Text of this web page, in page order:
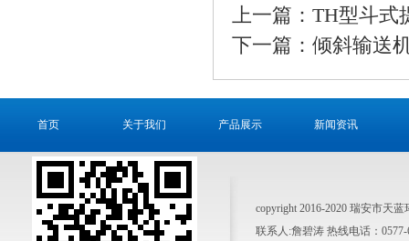
上一篇：TH型斗式
下一篇：倾斜输送
首页 关于我们 产品展示 新闻资讯
copyright 2016-2020 瑞安市天
联系人:詹碧涛 热线电话：0577-